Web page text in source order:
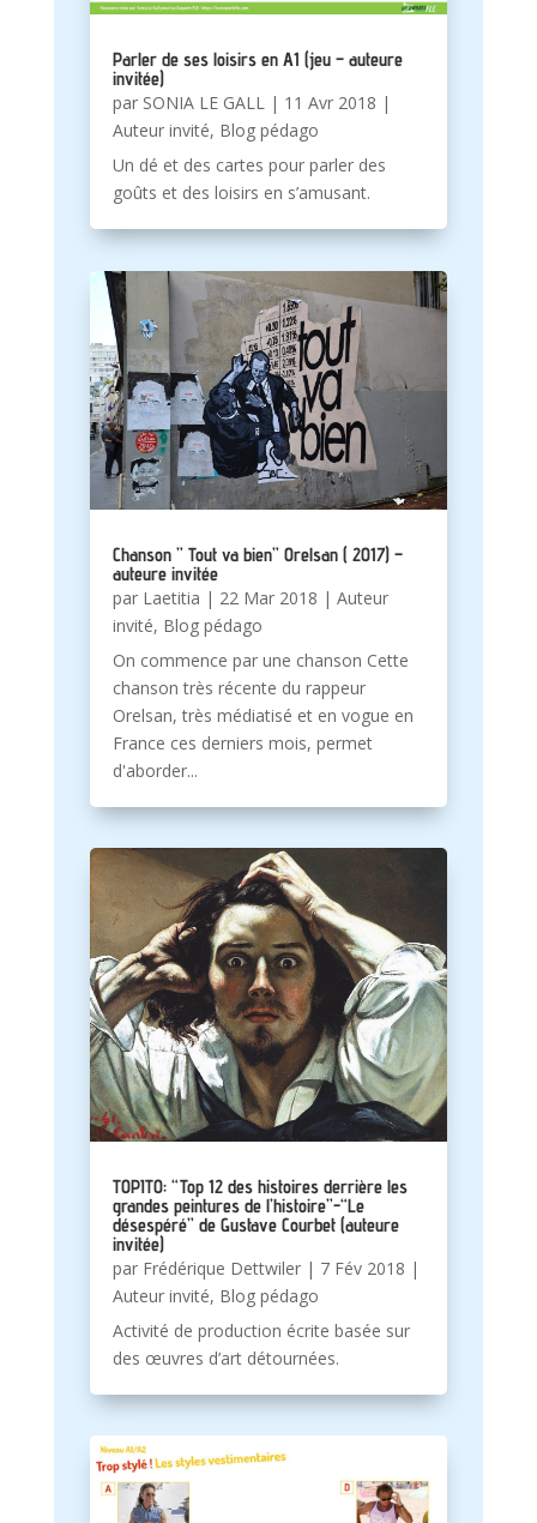
Parler de ses loisirs en A1 (jeu – auteure
invitée)
par SONIA LE GALL| 11 Avr 2018 |
Auteur invité, Blog pédago
Un dé et des cartes pour parler des
goûts et des loisirs en s’amusant.
Chanson ” Tout va bien” Orelsan ( 2017) –
auteure invitée
par Laetitia | 22 Mar 2018 | Auteur
invité, Blog pédago
On commence par une chanson Cette
chanson très récente du rappeur
Orelsan, très médiatisé et en vogue en
France ces derniers mois, permet
d'aborder...
TOPITO: “Top 12 des histoires derrière les
grandes peintures de l’histoire”-“Le
désespéré” de Gustave Courbet (auteure
invitée)
par Frédérique Dettwiler| 7 Fév 2018 |
Auteur invité, Blog pédago
Activité de production écrite basée sur
des œuvres d’art détournées.